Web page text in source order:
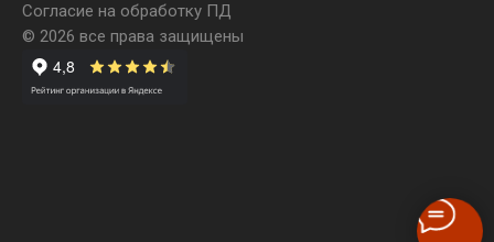
Согласие на обработку ПД
© 2026 все права защищены